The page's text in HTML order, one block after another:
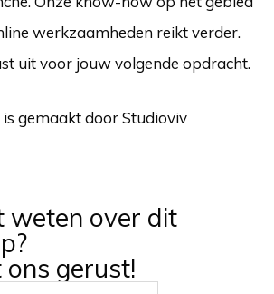
werkzaamheden reikt verder.
uit voor jouw volgende opdracht.
is gemaakt door Studioviv
weten over dit
gerust!